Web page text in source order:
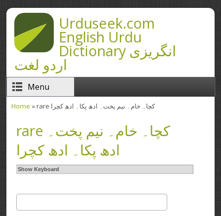
Skip to main contentUrduseek.com
English Urdu
Dictionary انگریزی
اردو لغت
Menu
Home » rare کچا۔ خام۔ نیم پخت۔ ادھ پکا۔ ادھ کچرا
rare کچا۔ خام۔ نیم پخت۔
ادھ پکا۔ ادھ کچرا
Show Keyboard